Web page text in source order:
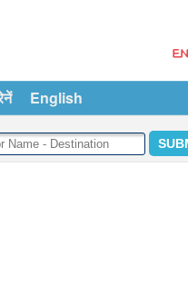
English